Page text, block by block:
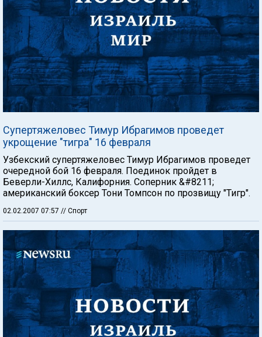
Супертяжеловес Тимур Ибрагимов проведет
укрощение "тигра" 16 февраля
Узбекский супертяжеловес Тимур Ибрагимов проведет
очередной бой 16 февраля. Поединок пройдет в
Беверли-Хиллс, Калифорния. Соперник &#8211;
американский боксер Тони Томпсон по прозвищу "Тигр".
02.02.2007 07:57 // Спорт